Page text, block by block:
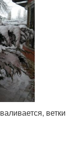
ветки